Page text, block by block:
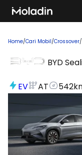
Home/Cari Mobil/Crossover/
BYD
EV AT 542